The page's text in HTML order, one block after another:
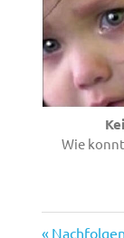
Wie
Vorheriger